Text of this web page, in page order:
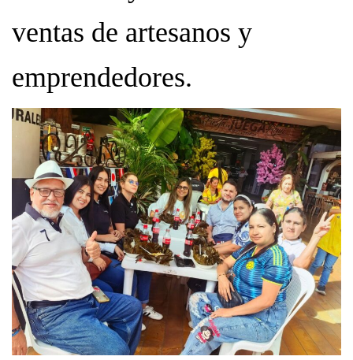
ventas de artesanos y
emprendedores.